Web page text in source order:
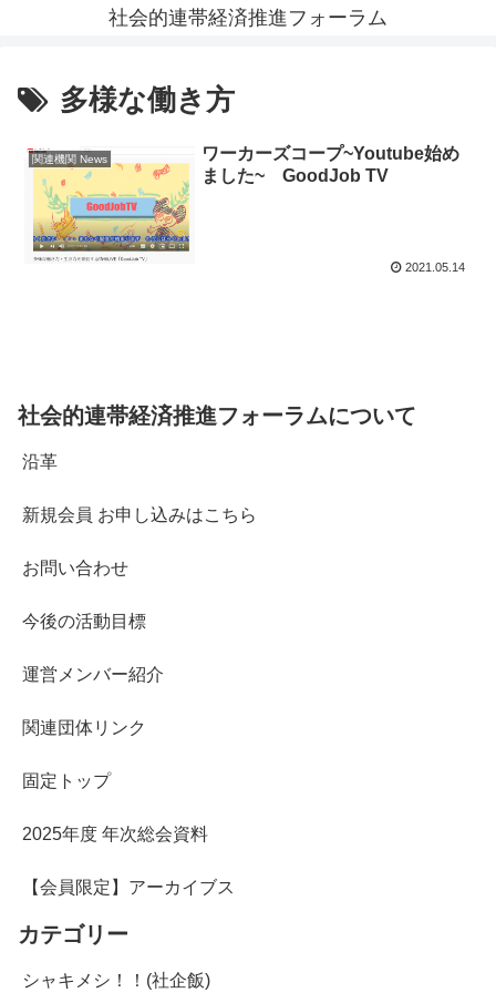
社会的連帯経済推進フォーラム
多様な働き方
関連機関 News
ワーカーズコープ~Youtube始め
ました~ GoodJob TV
2021.05.14
社会的連帯経済推進フォーラムについて
沿革
新規会員 お申し込みはこちら
お問い合わせ
今後の活動目標
運営メンバー紹介
関連団体リンク
固定トップ
2025年度 年次総会資料
【会員限定】アーカイブス
カテゴリー
シャキメシ！！(社企飯)